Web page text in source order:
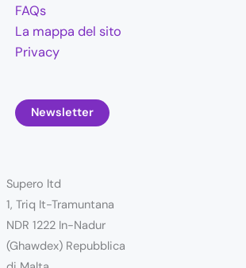
FAQs
La mappa del sito
Privacy
Newsletter
Supero ltd
1, Triq It-Tramuntana
NDR 1222 In-Nadur
(Ghawdex) Repubblica